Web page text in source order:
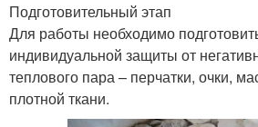
Подготовительный этап
Для работы необходимо
индивидуальной защиты от
теплового пара – перчатки, очки,
плотной ткани.